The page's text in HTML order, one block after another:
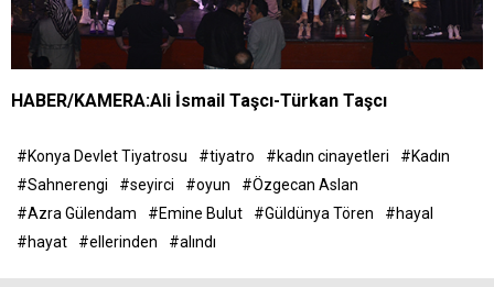
HABER/KAMERA:Ali İsmail Taşcı-Türkan Taşcı
#Konya Devlet Tiyatrosu #tiyatro #kadın cinayetleri
#Kadın
#Sahnerengi
#seyirci #oyun
#Özgecan Aslan
#Azra Gülendam
#Emine Bulut #Güldünya Tören
#hayal
#hayat
#ellerinden #alındı